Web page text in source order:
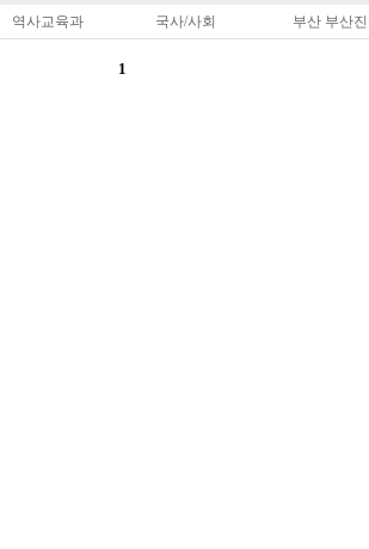
역사교육과 국사/사회 부산 부산
1